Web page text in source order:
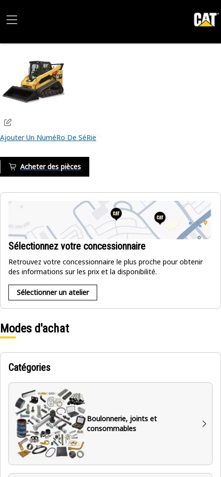
Ajouter Un NuméRo De SéRie
Acheter des pièces
Sélectionnez votre concessionnaire
Retrouvez votre concessionnaire le plus proche pour obtenir
des informations sur les prix et la disponibilité.
Sélectionner un atelier
Modes d'achat
Catégories
Boulonnerie, joints et
consommables